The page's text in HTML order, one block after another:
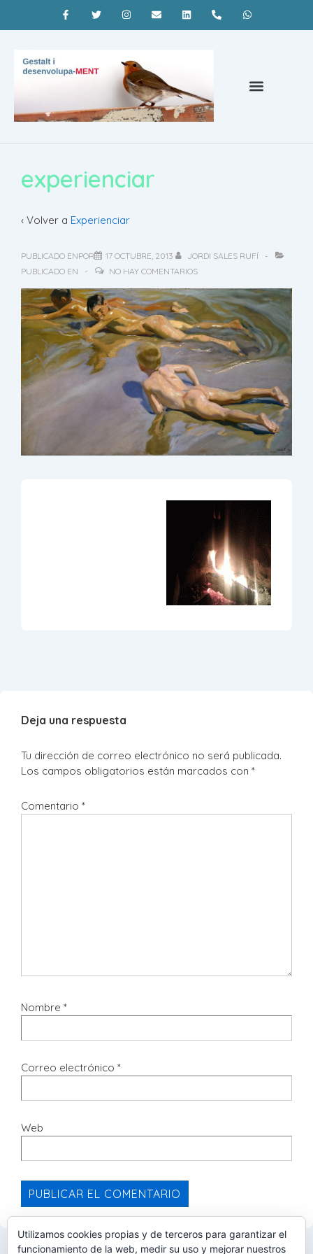
experienciar
‹ Volver a Experienciar
PUBLICADO ENPOR 17 OCTUBRE, 2013
JORDI SALES RUFÍ
PUBLICADO EN
NO HAY COMENTARIOS
Deja una respuesta
Tu dirección de correo electrónico no será publicada.
Los campos obligatorios están marcados con *
Comentario *
Nombre *
Correo electrónico *
Web
Utilizamos cookies propias y de terceros para garantizar el
funcionamiento de la web, medir su uso y mejorar nuestros